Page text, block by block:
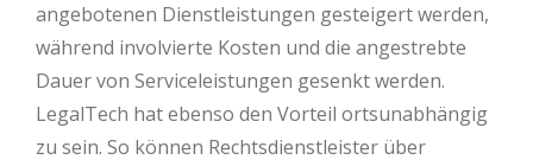
angebotenen Dienstleistungen gesteigert werden,
während involvierte Kosten und die angestrebte
Dauer von Serviceleistungen gesenkt werden.
LegalTech hat ebenso den Vorteil ortsunabhängig
zu sein. So können Rechtsdienstleister über